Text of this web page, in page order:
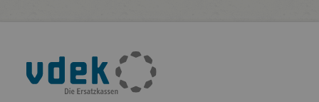
Fußleisten-
Navigation